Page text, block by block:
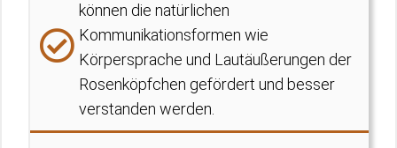
können die natürlichen
Kommunikationsformen wie
Körpersprache und Lautäußerungen der
Rosenköpfchen gefördert und besser
verstanden werden.